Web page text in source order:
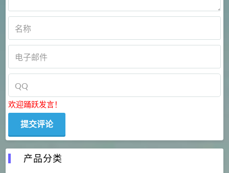
欢迎踊跃发言！
产品分类